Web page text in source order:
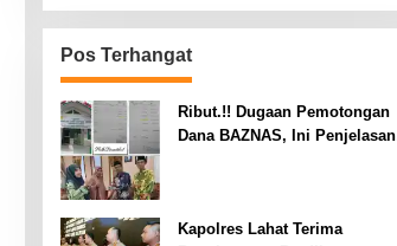
Pos Terhangat
Ribut.!! Dugaan Pemotongan
Dana BAZNAS, Ini Penjelasan
Kapolres Lahat Terima